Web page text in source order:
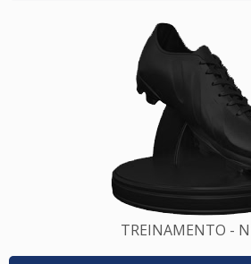
TREINAMENTO -